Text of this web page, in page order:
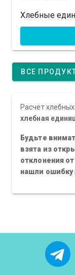
Хлебные
ВСЕ
Расчет
хлебная
Будьте
взята из
отклонения
нашли ошибку